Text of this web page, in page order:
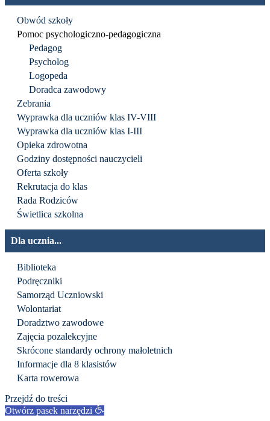
Obwód szkoły
Pomoc psychologiczno-pedagogiczna
Pedagog
Psycholog
Logopeda
Doradca zawodowy
Zebrania
Wyprawka dla uczniów klas IV-VIII
Wyprawka dla uczniów klas I-III
Opieka zdrowotna
Godziny dostępności nauczycieli
Oferta szkoły
Rekrutacja do klas
Rada Rodziców
Świetlica szkolna
Dla ucznia...
Biblioteka
Podręczniki
Samorząd Uczniowski
Wolontariat
Doradztwo zawodowe
Zajęcia pozalekcyjne
Skrócone standardy ochrony małoletnich
Informacje dla 8 klasistów
Karta rowerowa
Przejdź do treści
Otwórz pasek narzędzi